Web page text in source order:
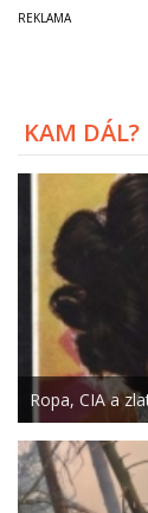
KAM DÁL?
Ropa, CIA a